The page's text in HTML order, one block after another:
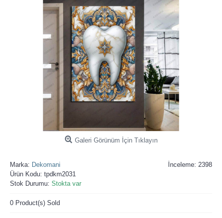
Galeri Görünüm İçin Tıklayın
İnceleme: 2398
Marka: Dekomani
Ürün Kodu: tpdkm2031
Stok Durumu: Stokta var
0 Product(s) Sold